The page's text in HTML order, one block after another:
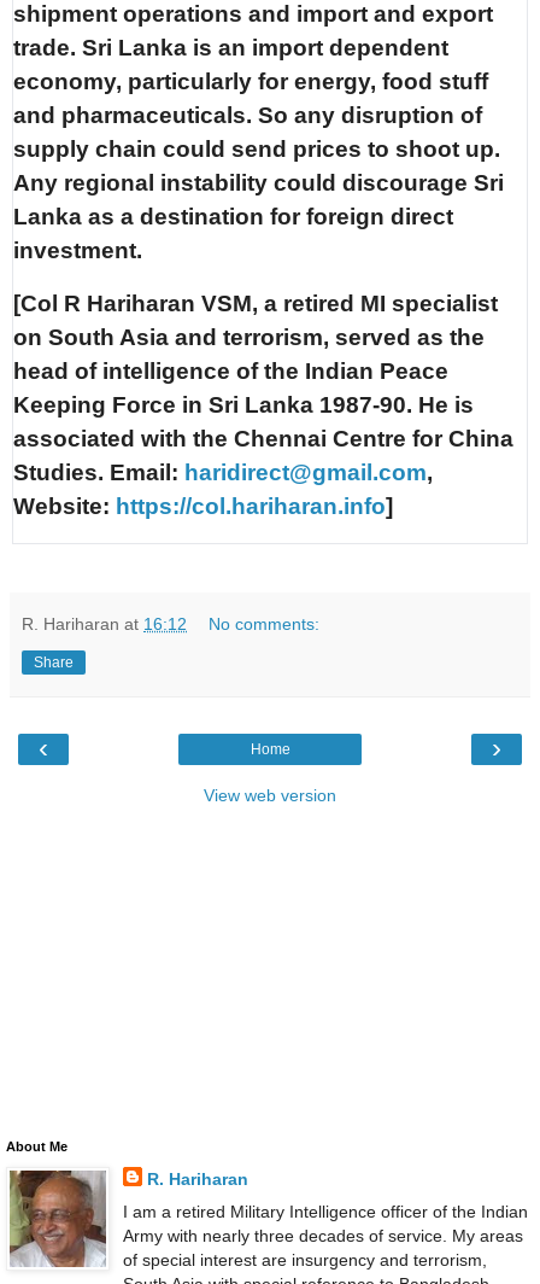
shipment operations and import and export
trade. Sri Lanka is an import dependent
economy, particularly for energy, food stuff
and pharmaceuticals. So any disruption of
supply chain could send prices to shoot up.
Any regional instability could discourage Sri
Lanka as a destination for foreign direct
investment.
[Col R Hariharan VSM, a retired MI specialist
on South Asia and terrorism, served as the
head of intelligence of the Indian Peace
Keeping Force in Sri Lanka 1987-90. He is
associated with the Chennai Centre for China
Studies. Email: haridirect@gmail.com,
Website: https://col.hariharan.info]
R. Hariharan at 16:12 No comments:
Share
‹ ›
Home
View web version
About Me
R. Hariharan
I am a retired Military Intelligence officer of the Indian
Army with nearly three decades of service. My areas
of special interest are insurgency and terrorism,